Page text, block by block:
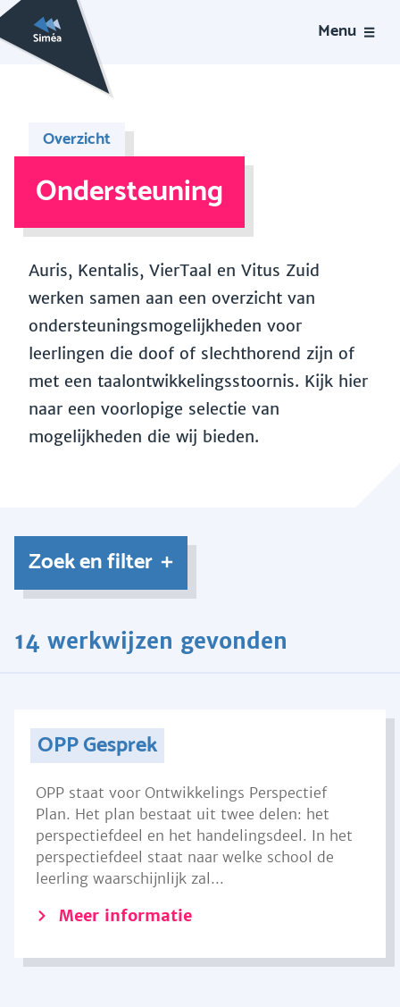
Menu
Overzicht
Ondersteuning
Auris, Kentalis, VierTaal en Vitus Zuid
werken samen aan een overzicht van
ondersteuningsmogelijkheden voor
leerlingen die doof of slechthorend zijn of
met een taalontwikkelingsstoornis. Kijk hier
naar een voorlopige selectie van
mogelijkheden die wij bieden.
Zoek en filter
14 werkwijzen gevonden
OPP Gesprek
OPP staat voor Ontwikkelings Perspectief
Plan. Het plan bestaat uit twee delen: het
perspectiefdeel en het handelingsdeel. In het
perspectiefdeel staat naar welke school de
leerling waarschijnlijk zal...
Meer informatie